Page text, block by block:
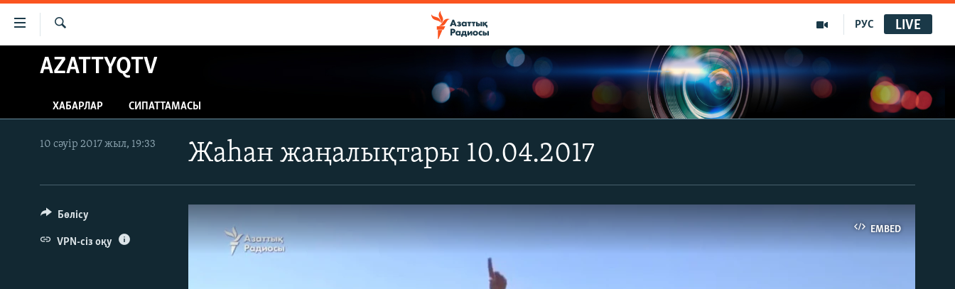
Accessibility
ЖАҢАЛЫҚТАР
AZATTYQTV
ҚАҢТАР ОҚИҒАСЫ
ӘЛЕМ
АРНАЙЫ ЖОБАЛАР
РУС LIVE
AZATTYQTV
ХАБАРЛАР СИПАТТАМАСЫ
Жаһан жаңалықтары 10.04.2017
10 сәуір 2017 жыл, 19:33
EMBED
Бөлісу
VPN-сіз оқу